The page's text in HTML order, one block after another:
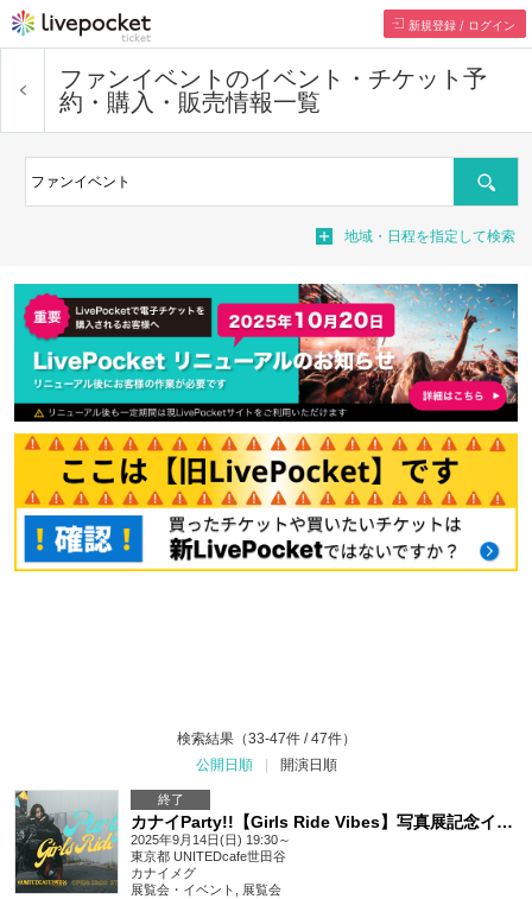
新規登録 / ログイン
ファンイベント のイベント・チケット予
約・購入・販売情報一覧
検索
地域・日程を指定して検索
検索結果（33-47件 / 47件）
公開日順
開演日順
終了
カナイParty!!【Girls Ride Vibes】写真展記念イベント
2025年9月14日(日) 19:30～
東京都 UNITEDcafe世田谷
カナイメグ
展覧会・イベント
展覧会